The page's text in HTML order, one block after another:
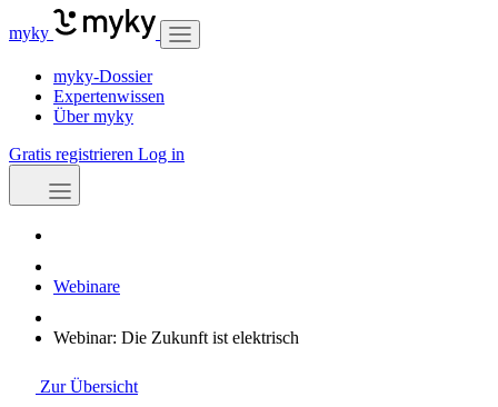
myky
myky-Dossier
Expertenwissen
Über myky
Gratis registrieren Log in
Webinare
Webinar: Die Zukunft ist elektrisch
Zur Übersicht